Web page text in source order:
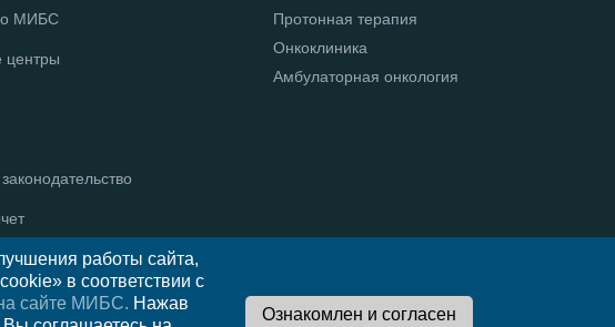
о МИБС
центры
Протонная терапия
Онкоклиника
Амбулаторная онкология
работы сайта,
в соответствии с
сайте МИБС. Нажав